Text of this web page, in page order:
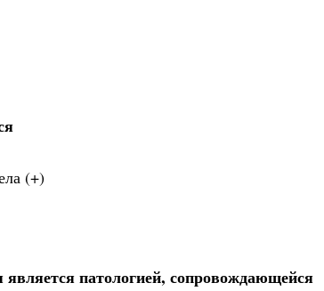
(+)
является патологией, сопровождающейся